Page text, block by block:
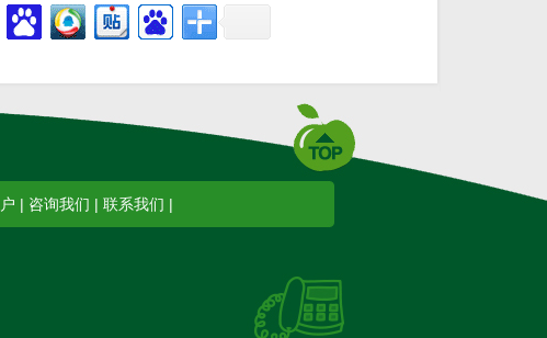
| 咨询我们 | 联系我们 |